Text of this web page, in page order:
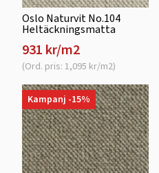
Oslo Naturvit No.104
Heltäckningsmatta
931 kr/m2
(Ord. pris: 1,095 kr/m2)
Kampanj -15%